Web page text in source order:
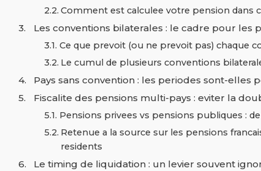
Comment est calculee votre pension dans
Les conventions bilaterales : le cadre pour les
Ce que prevoit (ou ne prevoit pas) chaque
Le cumul de plusieurs conventions
Pays sans convention : les periodes sont-elles
Fiscalite des pensions multi-pays : eviter la
Pensions privees vs pensions publiques :
Retenue a la source sur les pensions
residents
Le timing de liquidation : un levier souvent